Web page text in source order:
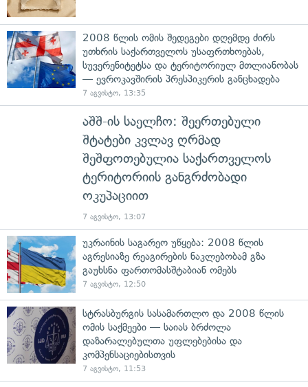
2008 წლის ომის შედეგები დღემდე ძირს
უთხრის საქართველოს უსაფრთხოებას,
სუვერენიტეტსა და ტერიტორიულ მთლიანობას
— ევროკავშირის პრესპიკერის განცხადება
7 აგვისტო, 13:35
აშშ-ის საელჩო: შეერთებული
შტატები კვლავ ღრმად
შეშფოთებულია საქართველოს
ტერიტორიის განგრძობადი
ოკუპაციით
7 აგვისტო, 13:07
უკრაინის საგარეო უწყება: 2008 წლის
აგრესიაზე რეაგირების ნაკლებობამ გზა
გაუხსნა ფართომასშტაბიან ომებს
7 აგვისტო, 12:50
სტრასბურგის სასამართლო და 2008 წლის
ომის საქმეები — საიას ბრძოლა
დაზარალებულთა უფლებებისა და
კომპენსაციებისთვის
7 აგვისტო, 11:53